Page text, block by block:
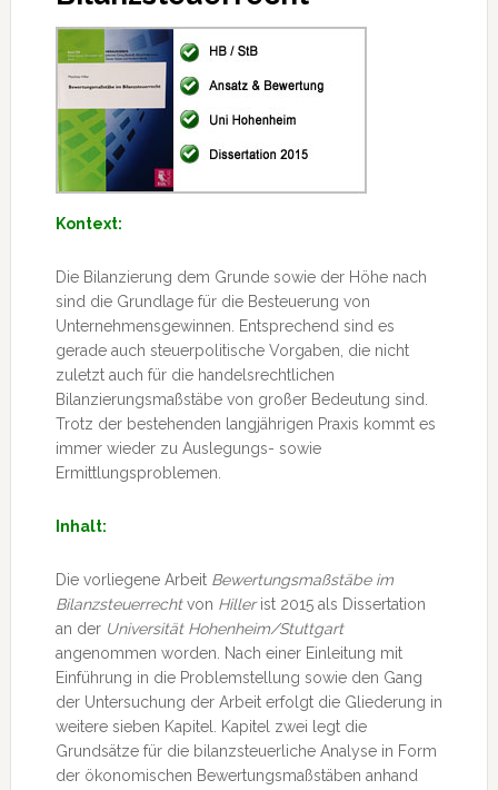
Kontext:
Die Bilanzierung dem Grunde sowie der Höhe nach
sind die Grundlage für die Besteuerung von
Unternehmensgewinnen. Entsprechend sind es
gerade auch steuerpolitische Vorgaben, die nicht
zuletzt auch für die handelsrechtlichen
Bilanzierungsmaßstäbe von großer Bedeutung sind.
Trotz derbestehenden langjährigen Praxis kommt es
immer wieder zu Auslegungs- sowie
Ermittlungsproblemen.
Inhalt:
Die vorliegene Arbeit Bewertungsmaßstäbe im
Bilanzsteuerrechtvon Hillerist 2015 als Dissertation
an der Universität Hohenheim/Stuttgart
angenommen worden. Nach einer Einleitung mit
Einführung in die Problemstellung sowie den Gang
der Untersuchung der Arbeit erfolgt die Gliederung in
weitere sieben Kapitel. Kapitel zwei legt die
Grundsätze für die bilanzsteuerliche Analyse in Form
der ökonomischen Bewertungsmaßstäben anhand